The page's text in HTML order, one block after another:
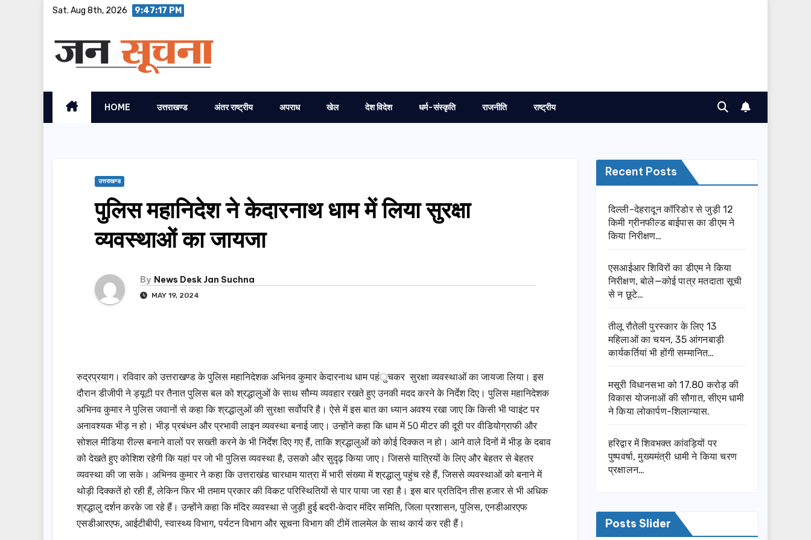
Sat. Aug 8th, 2026 9:47:18 PM
HOME उत्तराखण्ड अंतर राष्ट्रीय अपराध खेल देश विदेश धर्म-संस्कृति राजनीति राष्ट्रीय
उत्तराखण्ड
पुलिस महानिदेश ने केदारनाथ धाम में लिया सुरक्षा
व्यवस्थाओं का जायजा
By News Desk Jan Suchna
MAY 19, 2024
रुद्रप्रयाग। रविवार को उत्तराखण्ड के पुलिस महानिदेशक अभिनव कुमार केदारनाथ धाम पहंुचकर सुरक्षा व्यवस्थाओं का जायजा लिया। इस
दौरान डीजीपी ने ड्यूटी पर तैनात पुलिस बल को श्रद्धालुओं के साथ सौम्य व्यवहार रखते हुए उनकी मदद करने के निर्देश दिए। पुलिस महानिदेशक
अभिनव कुमार ने पुलिस जवानों से कहा कि श्रद्धालुओं की सुरक्षा सर्वोपरि है। ऐसे में इस बात का ध्यान अवश्य रखा जाए कि किसी भी प्वाइंट पर
अनावश्यक भीड़ न हो। भीड़ प्रबंधन और प्रभावी लाइन व्यवस्था बनाई जाए। उन्होंने कहा कि धाम में 50 मीटर की दूरी पर वीडियोग्राफी और
सोशल मीडिया रील्स बनाने वालों पर सख्ती करने के भी निर्देश दिए गए हैं, ताकि श्रद्धालुओं को कोई दिक्कत न हो। आने वाले दिनों में भीड़ के दबाव
को देखते हुए कोशिश रहेगी कि यहां पर जो भी पुलिस व्यवस्था है, उसको और सुदृढ़ किया जाए। जिससे यात्रियों के लिए और बेहतर से बेहतर
व्यवस्था की जा सके। अभिनव कुमार ने कहा कि उत्तराखंड चारधाम यात्रा में भारी संख्या में श्रद्धालु पहुंच रहे हैं, जिससे व्यवस्थाओं को बनाने में
थोड़ी दिक्कतें हो रही हैं, लेकिन फिर भी तमाम प्रकार की विकट परिस्थितियों से पार पाया जा रहा है। इस बार प्रतिदिन तीस हजार से भी अधिक
श्रद्धालु दर्शन करके जा रहे हैं। उन्होंने कहा कि मंदिर व्यवस्था से जुड़ी हुई बदरी-केदार मंदिर समिति, जिला प्रशासन, पुलिस, एनडीआरएफ
एसडीआरएफ, आईटीबीपी, स्वास्थ्य विभाग, पर्यटन विभाग और सूचना विभाग की टीमें तालमेल के साथ कार्य कर रही हैं।
Recent Posts
दिल्ली-देहरादून कॉरिडोर से जुड़ी 12
किमी ग्रीनफील्ड बाईपास का डीएम ने
किया निरीक्षण…
एसआईआर शिविरों का डीएम ने किया
निरीक्षण, बोले—कोई पात्र मतदाता सूची
से न छूटे…
तीलू रौतेली पुरस्कार के लिए 13
महिलाओं का चयन, 35 आंगनबाड़ी
कार्यकर्तियां भी होंगी सम्मानित…
मसूरी विधानसभा को 17.80 करोड़ की
विकास योजनाओं की सौगात, सीएम धामी
ने किया लोकार्पण-शिलान्यास.
हरिद्वार में शिवभक्त कांवड़ियों पर
पुष्पवर्षा, मुख्यमंत्री धामी ने किया चरण
प्रक्षालन…
Posts Slider